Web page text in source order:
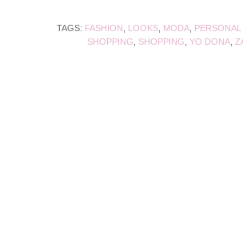
TAGS: FASHION LOOKS, MODA,
SHOPPING
SHOPPING YO DONA,